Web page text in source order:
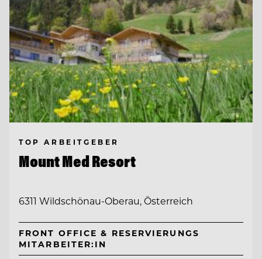
TOP ARBEITGEBER
Mount Med Resort
6311 Wildschönau-Oberau, Österreich
FRONT OFFICE & RESERVIERUNGS
MITARBEITER:IN